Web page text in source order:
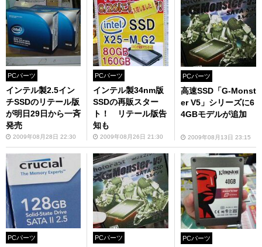
PCパーツ
インテル製2.5イン
チSSDのリテール版
が明日29日から一斉
発売
2009年08月28日 22:30
PCパーツ
インテル製34nm版
SSDの再販スター
ト！ リテール版告
知も
2009年08月26日 21:30
PCパーツ
高速SSD「G-Monst
er V5」シリーズに6
4GBモデルが追加
2009年08月13日 23:15
PCパーツ PCパーツ PCパーツ